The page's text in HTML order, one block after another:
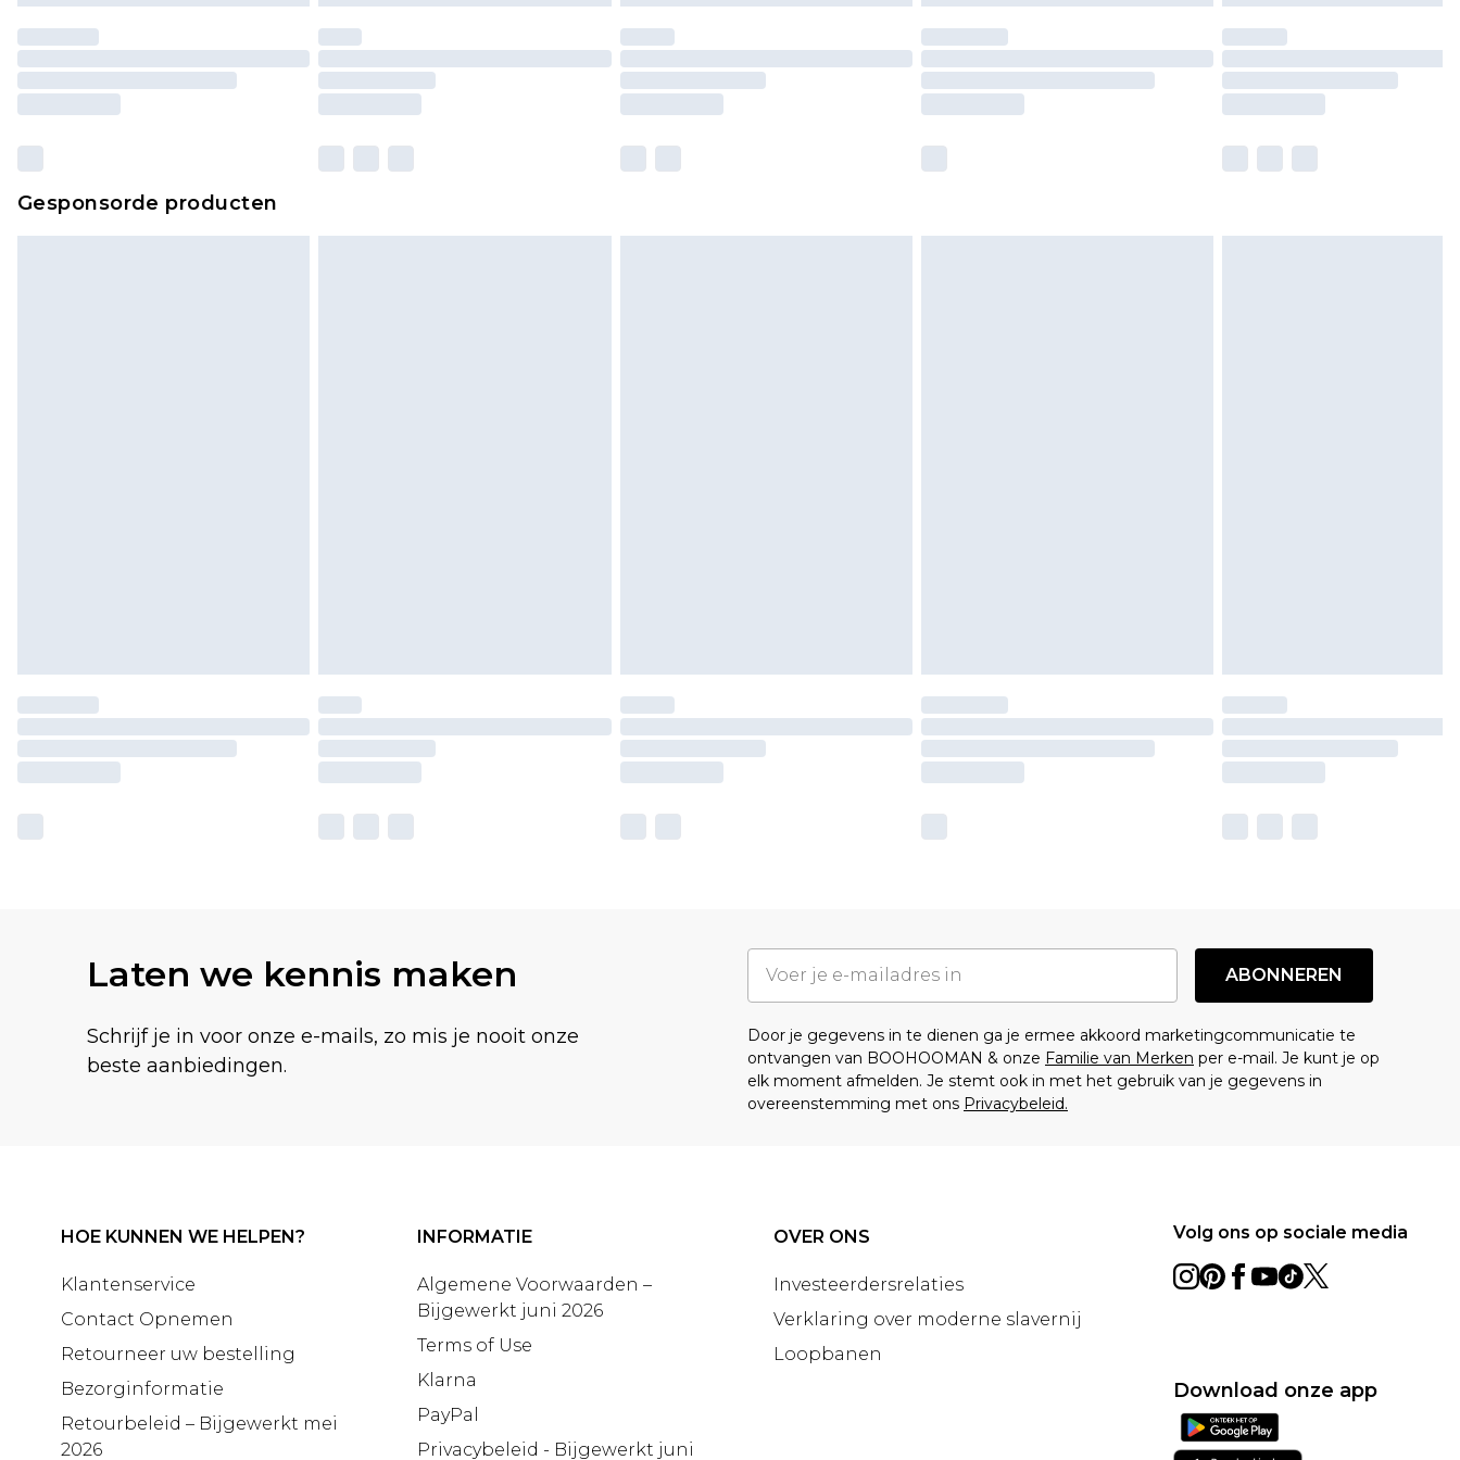
Gesponsorde producten
Laten we kennis maken
Schrijf je in voor onze e-mails, zo mis je nooit onze
beste aanbiedingen.
ABONNEREN
Door je gegevens in te dienen ga je ermee akkoord marketingcommunicatie te
ontvangen van BOOHOOMAN & onze Familie van Merken per e-mail. Je kunt je op
elk moment afmelden. Je stemt ook in met het gebruik van je gegevens in
overeenstemming met ons Privacybeleid.
HOE KUNNEN WE HELPEN?
Klantenservice
Contact Opnemen
Retourneer uw bestelling
Bezorginformatie
Retourbeleid – Bijgewerkt mei
2026
INFORMATIE
Algemene Voorwaarden –
Bijgewerkt juni 2026
Terms of Use
Klarna
PayPal
Privacybeleid - Bijgewerkt juni
OVER ONS
Investeerdersrelaties
Verklaring over moderne slavernij
Loopbanen
Volg ons op sociale media
Download onze app